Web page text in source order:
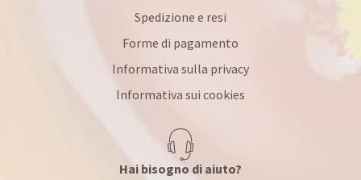
Spedizione e resi
Forme di pagamento
Informativa sulla privacy
Informativa sui cookies
Hai bisogno di aiuto?